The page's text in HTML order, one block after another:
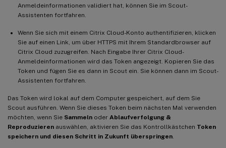
Anmeldeinformationen validiert hat, können Sie im Scout-
Assistenten fortfahren.
Wenn Sie sich mit einem Citrix Cloud-Konto authentifizieren, klicken
Sie auf einen Link, um über HTTPS mit Ihrem Standardbrowser auf
Citrix Cloud zuzugreifen. Nach Eingabe Ihrer Citrix Cloud-
Anmeldeinformationen wird das Token angezeigt. Kopieren Sie das
Token und fügen Sie es dann in Scout ein. Sie können dann im Scout-
Assistenten fortfahren.
Das Token wird lokal auf dem Computer gespeichert, auf dem Sie
Scout ausführen. Wenn Sie dieses Token beim nächsten Mal verwenden
möchten, wenn Sie Sammeln oder Ablaufverfolgung &
Reproduzieren auswählen, aktivieren Sie das Kontrollkästchen Token
speichern und diesen Schritt in Zukunft überspringen